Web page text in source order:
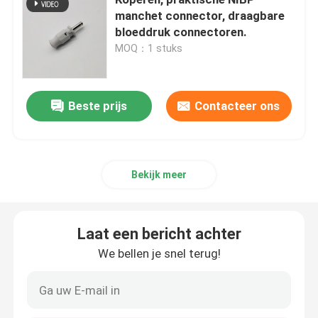
ECG-monitor kabel
De kabel van ECG holter
Bijbehorende onderdelen van de EKG-machine
NIBP-luchtslang
manchet connector, draagbare
bloeddruk connectoren.
MOQ：1 stuks
Beste prijs Contacteer ons
Bekijk meer
Laat een bericht achter
We bellen je snel terug!